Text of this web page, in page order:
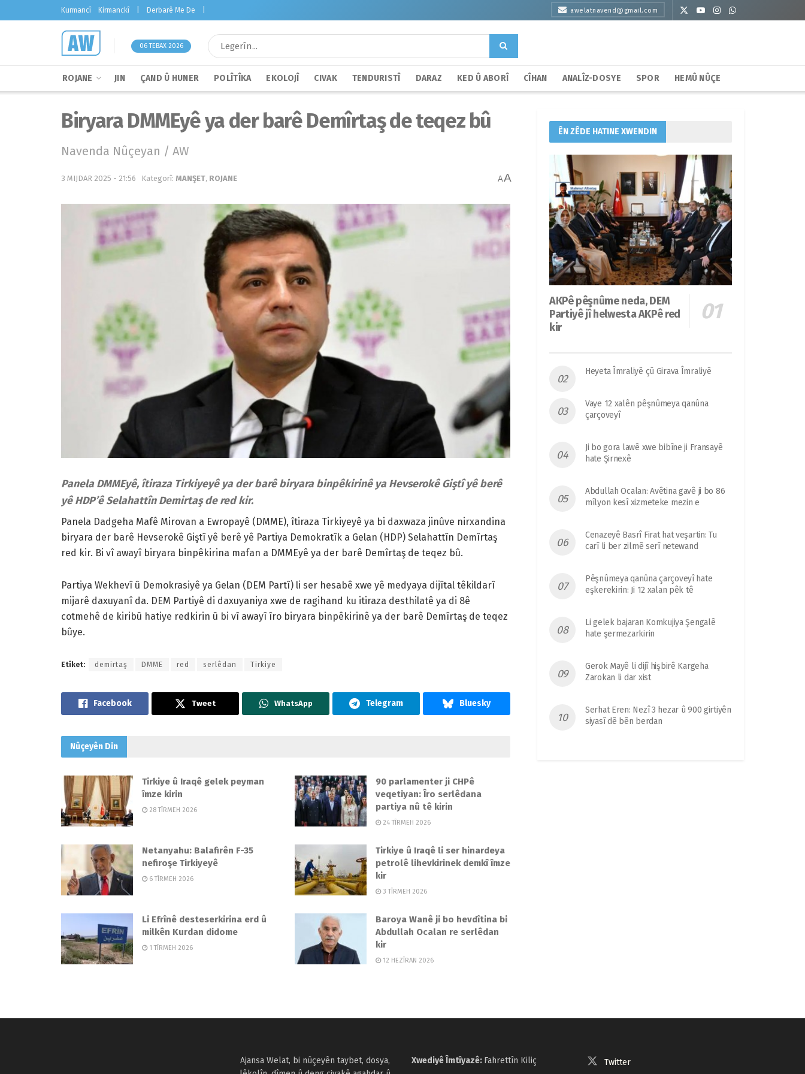
Kurmancî Kirmanckî Derbarê Me De awelatnavend@gmail.com
06 TEBAX 2026
ROJANE JIN ÇAND Û HUNER POLÎTÎKA EKOLOJÎ CIVAK TENDURISTÎ DARAZ KED Û ABORÎ CÎHAN ANALÎZ-DOSYE SPOR HEMÛ NÛÇE
Biryara DMMEyê ya der barê Demîrtaş de teqez bû
Navenda Nûçeyan / AW
3 MIJDAR 2025 - 21:56 Kategorî: MANŞET, ROJANE AA
Panela DMMEyê, îtiraza Tirkiyeyê ya der barê biryara binpêkirinê ya Hevserokê Giştî yê berê
yê HDP’ê Selahattîn Demirtaş de red kir.
Panela Dadgeha Mafê Mirovan a Ewropayê (DMME), îtiraza Tirkiyeyê ya bi daxwaza jinûve nirxandina
biryara der barê Hevserokê Giştî yê berê yê Partiya Demokratîk a Gelan (HDP) Selahattîn Demîrtaş
red kir. Bi vî awayî biryara binpêkirina mafan a DMMEyê ya der barê Demîrtaş de teqez bû.
Partiya Wekhevî û Demokrasiyê ya Gelan (DEM Partî) li ser hesabê xwe yê medyaya dijîtal têkildarî
mijarê daxuyanî da. DEM Partiyê di daxuyaniya xwe de ragihand ku itiraza desthilatê ya di 8ê
cotmehê de kiribû hatiye redkirin û bi vî awayî îro biryara binpêkirinê ya der barê Demîrtaş de teqez
bûye.
Etîket: demirtaş DMME red serlêdan Tirkiye
Tweet WhatsApp
Nûçeyên Din
Tirkiye û Iraqê gelek peyman
îmze kirin
28 TÎRMEH 2026
90 parlamenter ji CHPê
veqetiyan: Îro serlêdana
partiya nû tê kirin
24 TÎRMEH 2026
Netanyahu: Balafirên F-35
nefiroşe Tirkiyeyê
6 TÎRMEH 2026
Tirkiye û Iraqê li ser hinardeya
petrolê lihevkirinek demkî îmze
kir
3 TÎRMEH 2026
Li Efrînê desteserkirina erd û
milkên Kurdan didome
1 TÎRMEH 2026
Baroya Wanê ji bo hevdîtina bi
Abdullah Ocalan re serlêdan
kir
12 HEZÎRAN 2026
ÊN ZÊDE HATINE XWENDIN
AKPê pêşnûme neda, DEM
Partiyê jî helwesta AKPê red
kir
Heyeta Îmraliyê çû Girava Îmraliyê
Vaye 12 xalên pêşnûmeya qanûna
çarçoveyî
Ji bo gora lawê xwe bibîne ji Fransayê
hate Şirnexê
Abdullah Ocalan: Avêtina gavê ji bo 86
mîlyon kesî xizmeteke mezin e
Cenazeyê Basrî Firat hat veşartin: Tu
carî li ber zilmê serî netewand
Pêşnûmeya qanûna çarçoveyî hate
eşkerekirin: Ji 12 xalan pêk tê
Li gelek bajaran Komkujiya Şengalê
hate şermezarkirin
Gerok Mayê li dijî hişbirê Kargeha
Zarokan li dar xist
Serhat Eren: Nezî 3 hezar û 900 girtiyên
siyasî dê bên berdan
Ajansa Welat, bi nûçeyên taybet, dosya,
Xwediyê Îmtîyazê: Fahrettîn Kiliç Twitter